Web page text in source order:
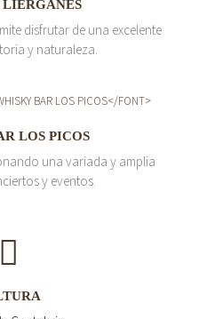
disfrutar de una excelente
y naturaleza.
LOS PICOS
una variada y amplia
y eventos.